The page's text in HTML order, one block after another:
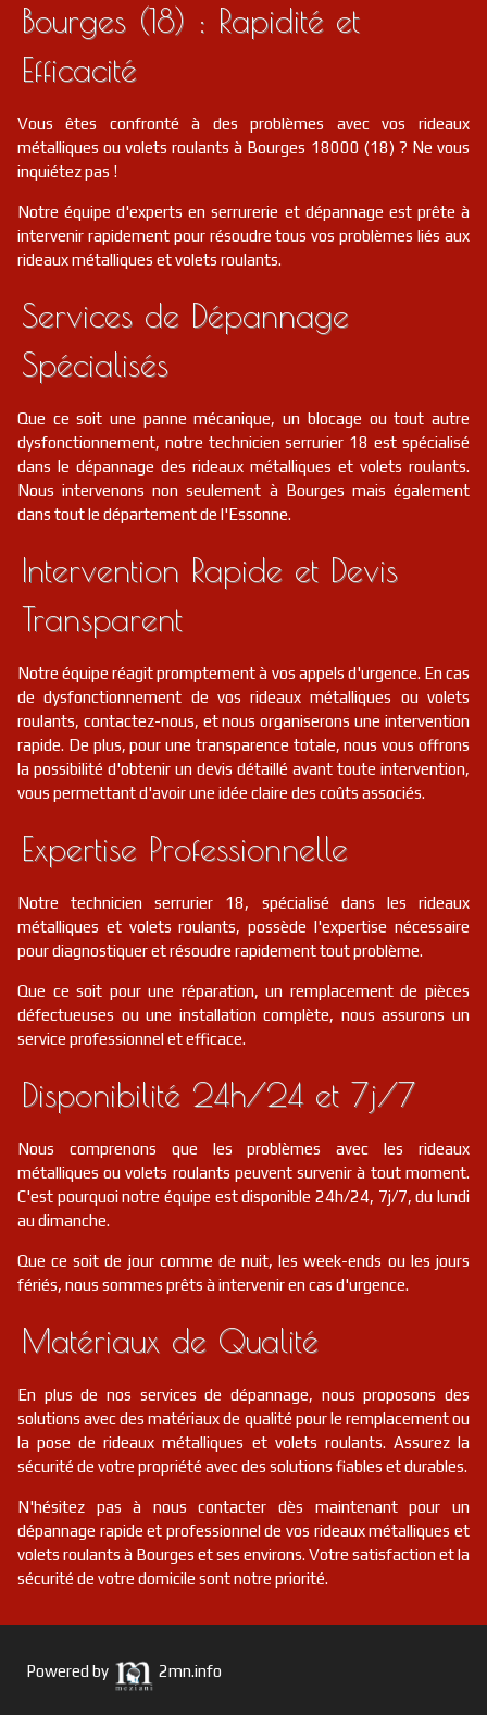
Bourges (18) : Rapidité et
Efficacité
Vous êtes confronté à des problèmes avec vos rideaux
métalliques ou volets roulants à Bourges 18000 (18) ? Ne vous
inquiétez pas !
Notre équipe d'experts en serrurerie et dépannage est prête à
intervenir rapidement pour résoudre tous vos problèmes liés aux
rideaux métalliques et volets roulants.
Services de Dépannage
Spécialisés
Que ce soit une panne mécanique, un blocage ou tout autre
dysfonctionnement, notre technicien serrurier 18 est spécialisé
dans le dépannage des rideaux métalliques et volets roulants.
Nous intervenons non seulement à Bourges mais également
dans tout le département de l'Essonne.
Intervention Rapide et Devis
Transparent
Notre équipe réagit promptement à vos appels d'urgence. En cas
de dysfonctionnement de vos rideaux métalliques ou volets
roulants, contactez-nous, et nous organiserons une intervention
rapide. De plus, pour une transparence totale, nous vous offrons
la possibilité d'obtenir un devis détaillé avant toute intervention,
vous permettant d'avoir une idée claire des coûts associés.
Expertise Professionnelle
Notre technicien serrurier 18, spécialisé dans les rideaux
métalliques et volets roulants, possède l'expertise nécessaire
pour diagnostiquer et résoudre rapidement tout problème.
Que ce soit pour une réparation, un remplacement de pièces
défectueuses ou une installation complète, nous assurons un
service professionnel et efficace.
Disponibilité 24h/24 et 7j/7
Nous comprenons que les problèmes avec les rideaux
métalliques ou volets roulants peuvent survenir à tout moment.
C'est pourquoi notre équipe est disponible 24h/24, 7j/7, du lundi
au dimanche.
Que ce soit de jour comme de nuit, les week-ends ou les jours
fériés, nous sommes prêts à intervenir en cas d'urgence.
Matériaux de Qualité
En plus de nos services de dépannage, nous proposons des
solutions avec des matériaux de qualité pour le remplacement ou
la pose de rideaux métalliques et volets roulants. Assurez la
sécurité de votre propriété avec des solutions fiables et durables.
N'hésitez pas à nous contacter dès maintenant pour un
dépannage rapide et professionnel de vos rideaux métalliques et
volets roulants à Bourges et ses environs. Votre satisfaction et la
sécurité de votre domicile sont notre priorité.
Powered by 2mn.info